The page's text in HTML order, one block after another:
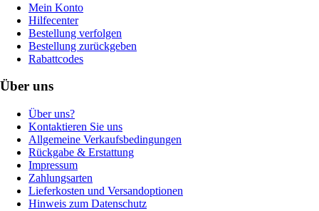
Mein Konto
Hilfecenter
Bestellung verfolgen
Bestellung zurückgeben
Rabattcodes
Über uns
Über uns?
Kontaktieren Sie uns
Allgemeine Verkaufsbedingungen
Rückgabe & Erstattung
Impressum
Zahlungsarten
Lieferkosten und Versandoptionen
Hinweis zum Datenschutz